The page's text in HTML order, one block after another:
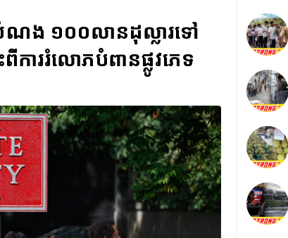
ង ១០០លានដុល្លារទៅ
ាររំលោភបំពានផ្លូវភេទ